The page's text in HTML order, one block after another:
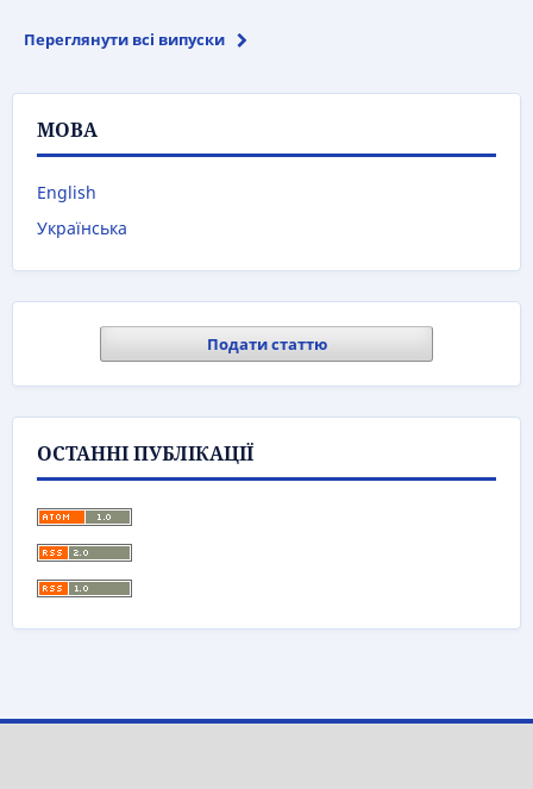
Переглянути всі випуски
МОВА
English
Українська
Подати статтю
ОСТАННІ ПУБЛІКАЦІЇ